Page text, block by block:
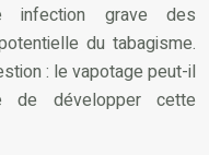
infection grave des
du tabagisme.
: le vapotage peut-il
de développer cette